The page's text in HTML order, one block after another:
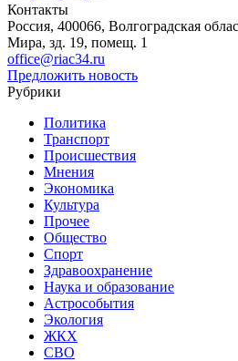
Контакты
Россия, 400066, Волгоградская
Мира, зд. 19, помещ. 1
office@riac34.ru
Предложить новость
Рубрики
Политика
Транспорт
Происшествия
Мнения
Экономика
Культура
Прочее
Общество
Спорт
Здравоохранение
Наука и образование
Астрособытия
Экология
ЖКХ
СВО